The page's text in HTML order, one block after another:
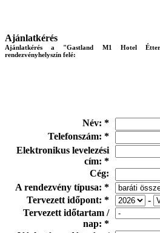
Ajánlatkérés
Ajánlatkérés a "Gastland M1 Hotel
rendezvényhelyszín felé:
Név: *
Telefonszám: *
Elektronikus levelezési
cím: *
Cég:
A rendezvény típusa: *
Tervezett időpont: *
-
Tervezett időtartam /
nap: *